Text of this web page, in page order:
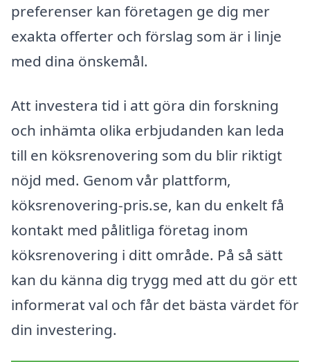
preferenser kan företagen ge dig mer
exakta offerter och förslag som är i linje
med dina önskemål.
Att investera tid i att göra din forskning
och inhämta olika erbjudanden kan leda
till en köksrenovering som du blir riktigt
nöjd med. Genom vår plattform,
köksrenovering-pris.se, kan du enkelt få
kontakt med pålitliga företag inom
köksrenovering i ditt område. På så sätt
kan du känna dig trygg med att du gör ett
informerat val och får det bästa värdet för
din investering.